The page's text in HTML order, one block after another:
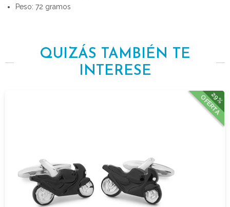
Peso: 72 gramos
QUIZÁS TAMBIÉN TE
INTERESE
29%
OFERTA